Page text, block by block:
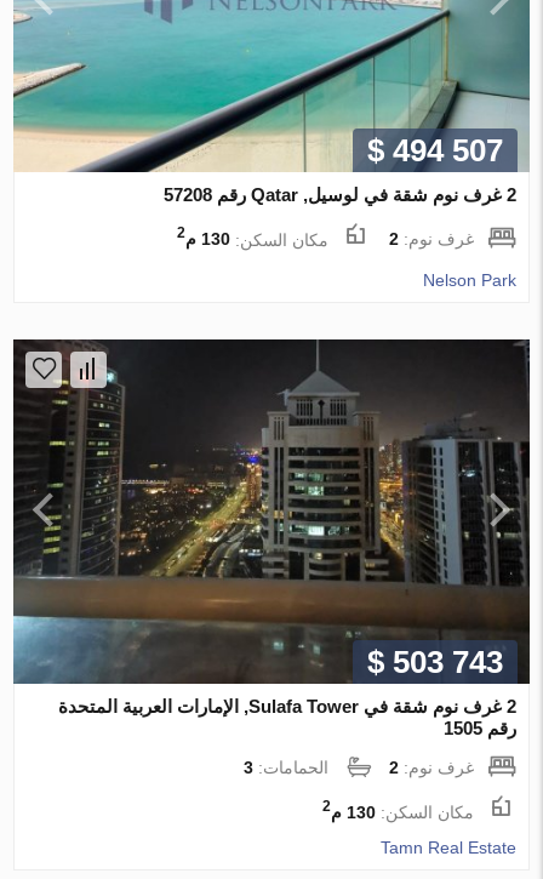
$ 494 507
2 غرف نوم شقة في لوسيل, Qatar رقم 57208
غرف نوم:2 مكان السكن:130 م 2
Nelson Park
$ 503 743
2 غرف نوم شقة في Sulafa Tower, الإمارات العربية المتحدة
رقم 1505
غرف نوم:2 الحمامات:3
مكان السكن:130 م 2
Tamn Real Estate